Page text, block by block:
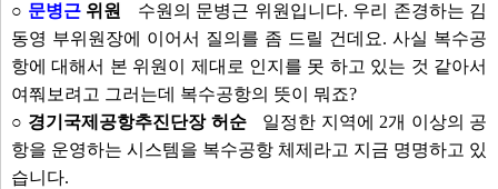
○ 문병근위원
수원의 문병근 위원입니다. 우리 존경하는 김
동영 부위원장에 이어서 질의를 좀 드릴 건데요. 사실 복수공
항에 대해서 본 위원이 제대로 인지를 못 하고 있는 것 같아서
여쭤보려고 그러는데 복수공항의 뜻이 뭐죠?
○ 경기국제공항추진단장 허순
일정한 지역에 2개 이상의 공
항을 운영하는 시스템을 복수공항 체제라고 지금 명명하고 있
습니다.